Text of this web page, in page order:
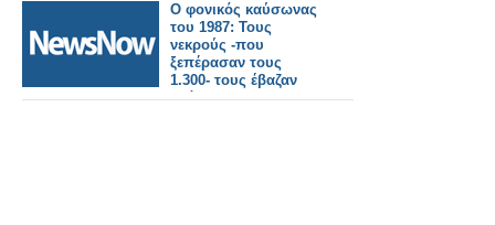
Ο φονικός καύσωνας
του 1987: Τους
νεκρούς -που
ξεπέρασαν τους
1.300- τους έβαζαν
ακόμα και σε